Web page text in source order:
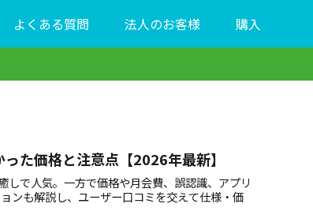
よくある質問 法人のお客様 購入
た価格と注意点【2026年最新】
で人気。一方で価格や月会費、誤認識、アプリ
ンも解説し、ユーザー口コミを交えて仕様・価